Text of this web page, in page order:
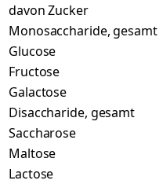
davon Zucker
Monosaccharide, gesamt
Glucose
Fructose
Galactose
Disaccharide, gesamt
Saccharose
Maltose
Lactose